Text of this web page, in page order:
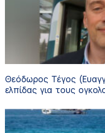
Θεόδωρος Τέγος
ελπίδας για τους